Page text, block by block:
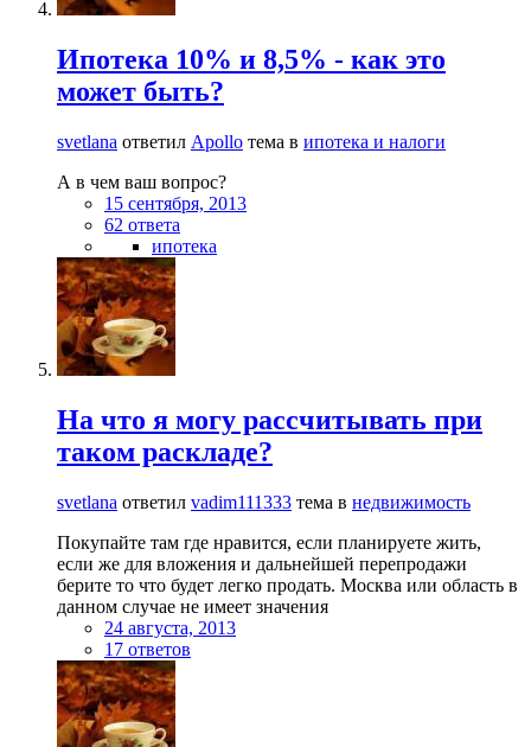
Ипотека 10% и 8,5% - как это
может быть?
svetlana ответил Apollo тема в ипотека и налоги
А в чем ваш вопрос?
15 сентября, 2013
62 ответа
ипотека
На что я могу рассчитывать при
таком раскладе?
svetlana ответил vadim111333 тема в недвижимость
Покупайте там где нравится, если планируете жить,
если же для вложения и дальнейшей перепродажи
берите то что будет легко продать. Москва или область в
данном случае не имеет значения
24 августа, 2013
17 ответов